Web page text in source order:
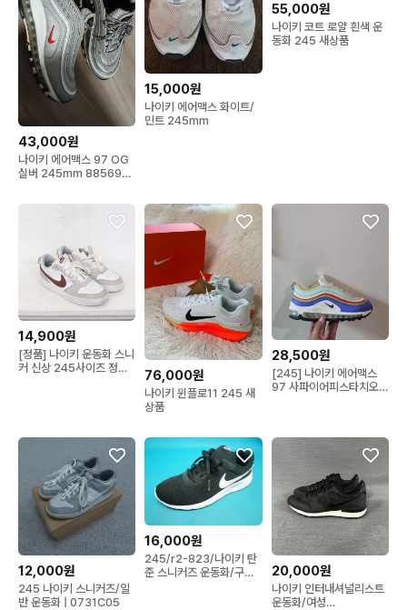
43,000원
나이키 에어맥스 97 OG
실버 245mm 885691-
15,000원
나이키 에어맥스 화이트/
민트 245mm
55,000원
나이키 코트 로얄 흰색 운
동화 245 새상품
14,900원
[정품] 나이키 운동화 스니
커 신상 245사이즈 정인
76,000원
나이키 윈플로11 245 새
상품
28,500원
[245] 나이키 에어맥스
97 사파이어피스타치오
12,000원
245 나이키 스니커즈/일
반 운동화 | 0731C05
16,000원
245/r2-823/나이키 탄
준 스니커즈 운동화/구제
20,000원
나이키 인터내셔널리스트
운동화/여성